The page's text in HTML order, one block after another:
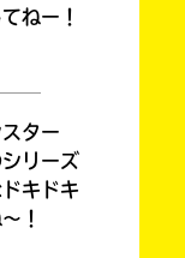
ねー！
ター
リーズ
キドキ
！